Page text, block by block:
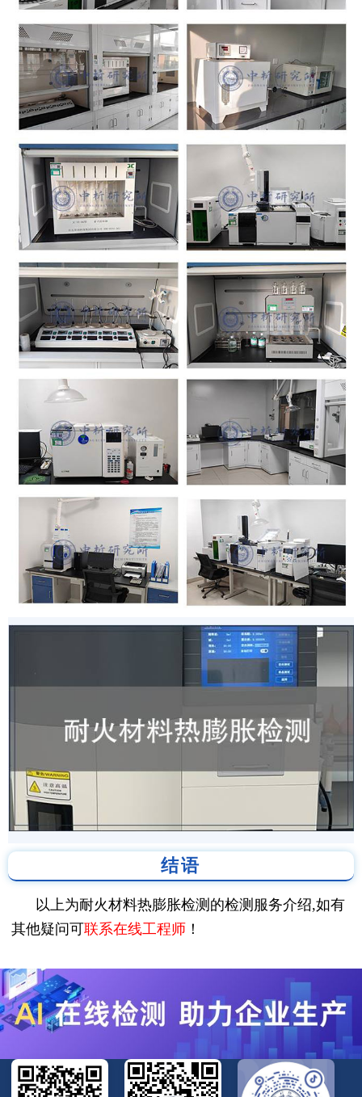
结语
以上为耐火材料热膨胀检测的检测服务介绍,如有
其他疑问可联系在线工程师 ！